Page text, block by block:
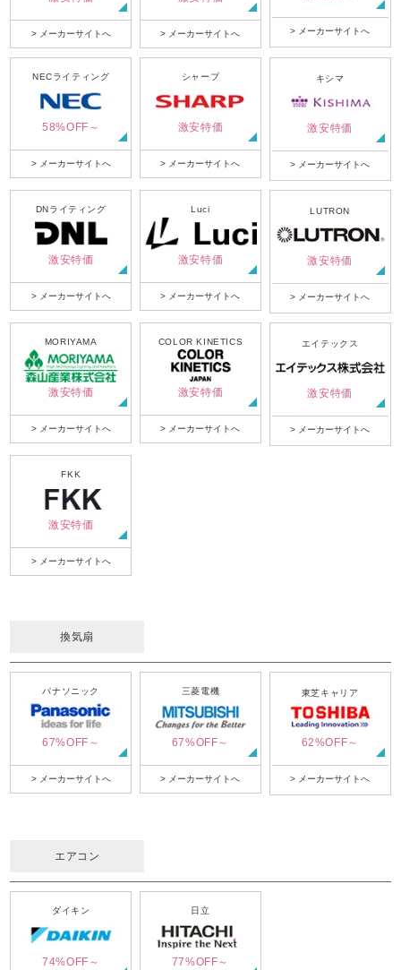
> メーカーサイトへ > メーカーサイトへ > メーカーサイトへ
NECライティング
58%OFF～
> メーカーサイトへ
シャープ
激安特価
> メーカーサイトへ
キシマ
激安特価
> メーカーサイトへ
DNライティング
激安特価
> メーカーサイトへ
Luci
激安特価
> メーカーサイトへ
LUTRON
激安特価
> メーカーサイトへ
MORIYAMA
激安特価
> メーカーサイトへ
COLOR KINETICS
激安特価
> メーカーサイトへ
エイテックス
激安特価
> メーカーサイトへ
FKK
激安特価
> メーカーサイトへ
換気扇
パナソニック
67%OFF～
> メーカーサイトへ
三菱電機
67%OFF～
> メーカーサイトへ
東芝キャリア
62%OFF～
> メーカーサイトへ
エアコン
ダイキン
74%OFF～
日立
77%OFF～